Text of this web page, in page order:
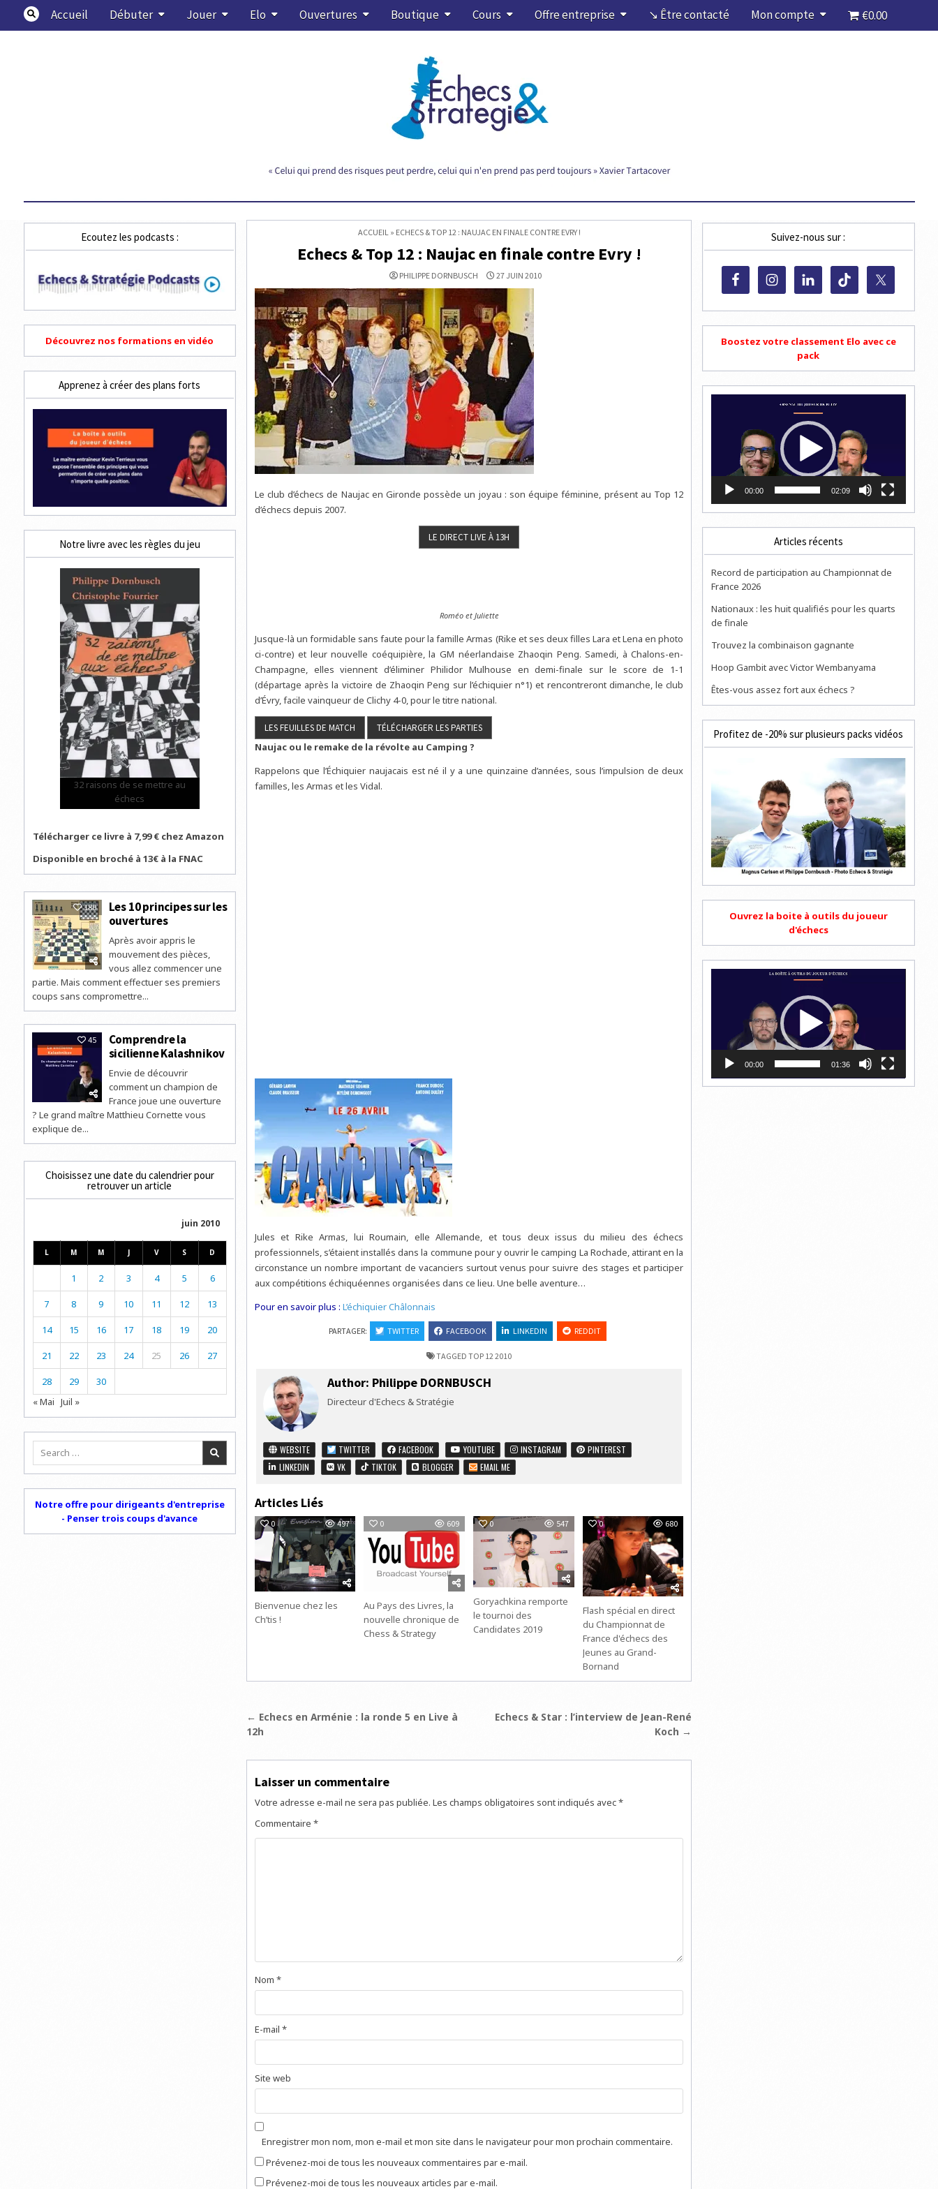
content
Accueil Débuter Jouer Elo Ouvertures Boutique Cours Offre entreprise ↘ Être contacté Mon compte €0.00
ACCUEIL» ECHECS & TOP 12 : NAUJAC EN FINALE CONTRE EVRY !
Echecs & Top 12 : Naujac en finale contre Evry !
PHILIPPE DORNBUSCH 27 JUIN 2010
Le club d’échecs de Naujac en Gironde possède un joyau : son équipe féminine, présent au Top 12
d’échecs depuis 2007.
Roméo et Juliette
Jusque-là un formidable sans faute pour la famille Armas (Rike et ses deux filles Lara et Lena en photo
ci-contre) et leur nouvelle coéquipière, la GM néerlandaise Zhaoqin Peng. Samedi, à Chalons-en-
Champagne, elles viennent d’éliminer Philidor Mulhouse en demi-finale sur le score de 1-1
(départage après la victoire de Zhaoqin Peng sur l’échiquier n°1) et rencontreront dimanche, le club
d’Évry, facile vainqueur de Clichy 4-0, pour le titre national.
Naujac ou le remake de la révolte au Camping ?
Rappelons que l’Échiquier naujacais est né il y a une quinzaine d’années, sous l’impulsion de deux
familles, les Armas et les Vidal.
Jules et Rike Armas, lui Roumain, elle Allemande, et tous deux issus du milieu des échecs
professionnels, s’étaient installés dans la commune pour y ouvrir le camping La Rochade, attirant en la
circonstance un nombre important de vacanciers surtout venus pour suivre des stages et participer
aux compétitions échiquéennes organisées dans ce lieu. Une belle aventure…
Pour en savoir plus : L’échiquier Châlonnais
PARTAGER: TWITTER FACEBOOK LINKEDIN REDDIT
TAGGED TOP 12 2010
Author: Philippe DORNBUSCH
Directeur d'Echecs & Stratégie
WEBSITE TWITTER FACEBOOK YOUTUBE INSTAGRAM
PINTEREST
LINKEDIN
VK TIKTOK BLOGGER EMAIL ME
Articles Liés
0 497
Bienvenue chez les
Ch’tis !
0 609
Au Pays des Livres, la
nouvelle chronique de
Chess & Strategy
0 547
Goryachkina remporte
le tournoi des
Candidates 2019
0 680
Flash spécial en direct
du Championnat de
France d'échecs des
Jeunes au Grand-
Bornand
Navigation
de
l’article
Echecs & Star : l’interview de Jean-René
Koch →
← Echecs en Arménie : la ronde 5 en Live à
12h
Laisser un commentaire
Votre adresse e-mail ne sera pas publiée. Les champs obligatoires sont indiqués avec*
Commentaire *
Nom *
E-mail *
Site web
Enregistrer mon nom, mon e-mail et mon site dans le navigateur pour mon prochain commentaire.
Prévenez-moi de tous les nouveaux commentaires par e-mail.
Prévenez-moi de tous les nouveaux articles par e-mail.
Ecoutez les podcasts :
Découvrez nos formations en vidéo
Apprenez à créer des plans forts
Notre livre avec les règles du jeu
32 raisons de se mettre au
échecs
Télécharger ce livre à 7,99 € chez Amazon
Disponible en broché à 13€ à la FNAC
180
Les 10 principes sur les
ouvertures
Après avoir appris le
mouvement des pièces,
vous allez commencer une
partie. Mais comment effectuer ses premiers
coups sans compromettre...
45
Comprendre la
sicilienne Kalashnikov
Envie de découvrir
comment un champion de
France joue une ouverture
? Le grand maître Matthieu Cornette vous
explique de...
Choisissez une date du calendrier pour
retrouver un article
juin 2010
L M M J V S D
1 2 3 4 5 6
7 8 9 10 11 12 13
14 15 16 17 18 19 20
21 22 23 24 25 26 27
28 29
30
« Mai Juil »
Search
Notre offre pour dirigeants d'entreprise
- Penser trois coups d'avance
Suivez-nous sur :
Boostez votre classement Elo avec ce
pack
00:00 02:09
Articles récents
Record de participation au Championnat de
France 2026
Nationaux : les huit qualifiés pour les quarts
de finale
Trouvez la combinaison gagnante
Hoop Gambit avec Victor Wembanyama
Êtes-vous assez fort aux échecs ?
Profitez de -20% sur plusieurs packs vidéos
Ouvrez la boite à outils du joueur
d'échecs
00:00 01:36